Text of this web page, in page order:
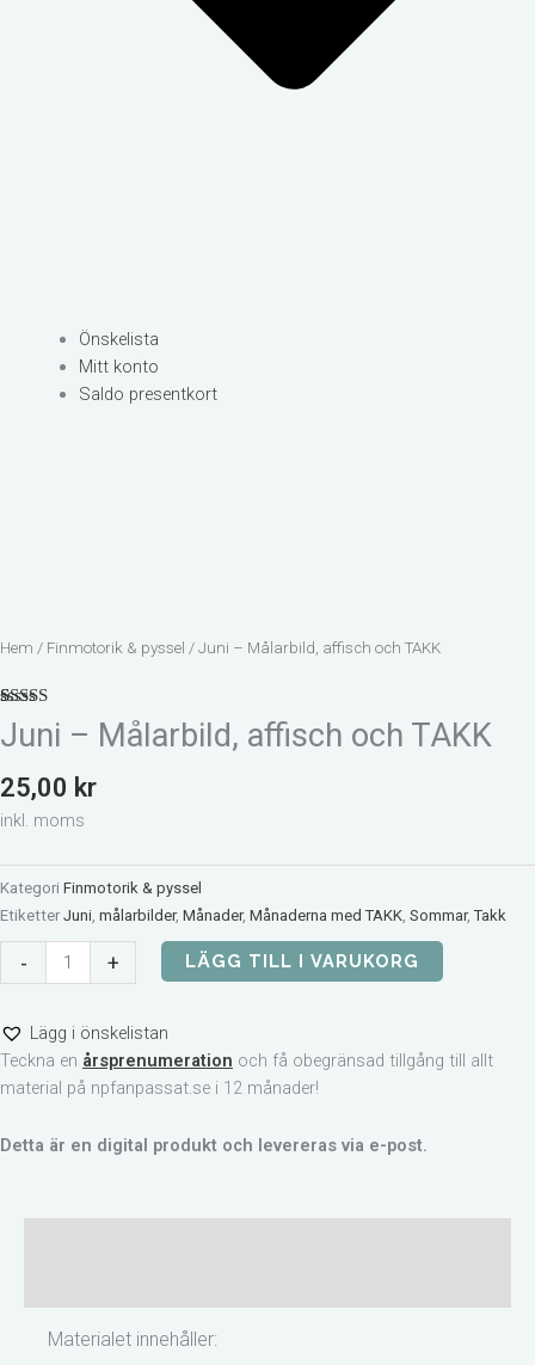
Önskelista
Mitt konto
Saldo presentkort
Hem / Finmotorik & pyssel / Juni – Målarbild, affisch och TAKK
Betygsatt
av 5 baserat
Juni – Målarbild, affisch och TAKK
25,00 kr
inkl. moms
Kategori Finmotorik & pyssel
Etiketter Juni målarbilder, Månader, Månaderna med TAKK Sommar,Takk
-
-
affisch
och
TAKK
+ LÄGG TILL I VARUKORG
Lägg i önskelistan
Teckna en årsprenumeration och få obegränsad tillgång till allt
material på npfanpassat.se i 12 månader!
Detta är en digital produkt och levereras via e-post.
Materialet innehåller: